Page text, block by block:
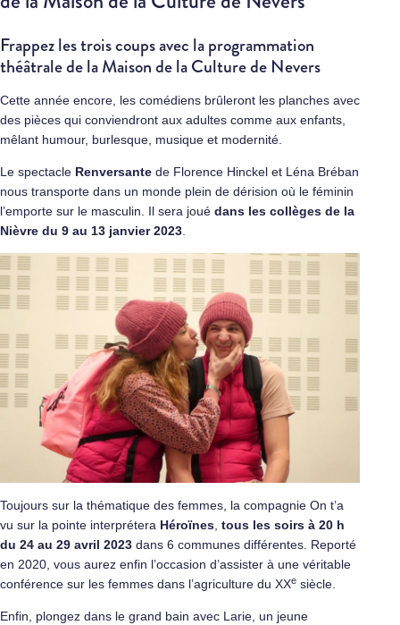
Frappez les trois coups avec la programmation
théâtrale de la Maison de la Culture de Nevers
Cette année encore, les comédiens brûleront les planches avec
des pièces qui conviendront aux adultes comme aux enfants,
mêlant humour, burlesque, musique et modernité.
Le spectacle Renversante de Florence Hinckel et Léna Bréban
nous transporte dans un monde plein de dérision où le féminin
l’emporte sur le masculin. Il sera joué dans les collèges de la
Nièvre du 9 au 13 janvier 2023.
Toujours sur la thématique des femmes, la compagnie On t’a
vu sur la pointe interprétera Héroïnes tous les soirs à 20 h
du 24 au 29 avril 2023 dans 6 communes différentes. Reporté
en 2020, vous aurez enfin l’occasion d’assister à une véritable
conférence sur les femmes dans l’agriculture du XXe siècle.
Enfin, plongez dans le grand bain avec Larie, un jeune